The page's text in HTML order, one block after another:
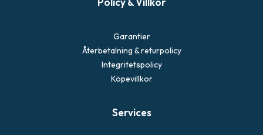
Garantier
Återbetalning & returpolicy
Integritetspolicy
Köpevillkor
Services